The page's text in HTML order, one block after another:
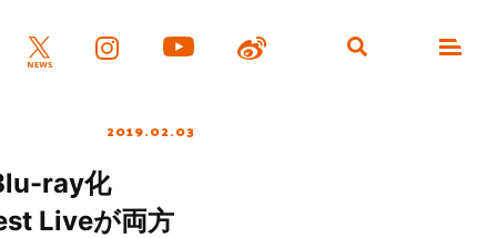
2019.02.03
ray化
Liveが両方